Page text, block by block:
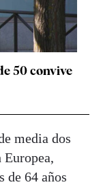
50 convive
media dos
de 64 años